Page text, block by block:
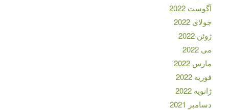
آگوست 2022
جولای 2022
ژوئن 2022
می 2022
مارس 2022
فوریه 2022
ژانویه 2022
دسامبر 2021